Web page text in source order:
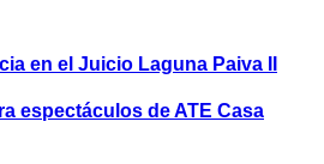
en el Juicio Laguna Paiva II
espectáculos de ATE Casa